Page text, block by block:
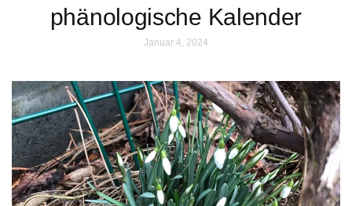
phänologische Kalender
Januar 4, 2024